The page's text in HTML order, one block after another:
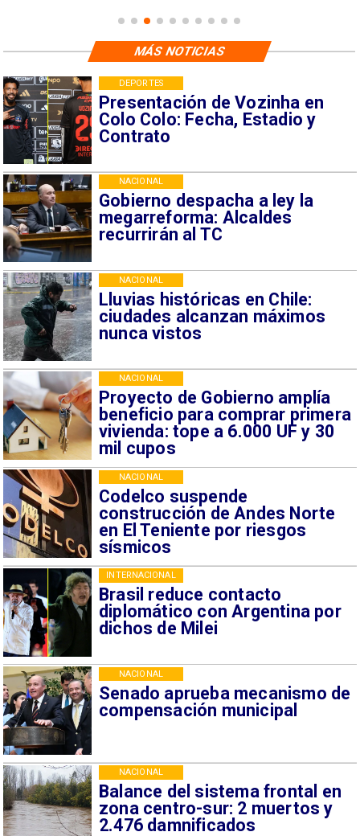
Presentación de Vozinha en
Colo Colo: Fecha, Estadio y
Contrato
DEPORTES
Gobierno despacha a ley la
megarreforma: Alcaldes
recurrirán al TC
NACIONAL
Lluvias históricas en Chile:
ciudades alcanzan máximos
nunca vistos
NACIONAL
Proyecto de Gobierno amplía
beneficio para comprar primera
vivienda: tope a 6.000 UF y 30
mil cupos
NACIONAL
Codelco suspende
construcción de Andes Norte
en El Teniente por riesgos
sísmicos
NACIONAL
Brasil reduce contacto
diplomático con Argentina por
dichos de Milei
INTERNACIONAL
Senado aprueba mecanismo de
compensación municipal
NACIONAL
Balance del sistema frontal en
zona centro-sur: 2 muertos y
2.476 damnificados
NACIONAL
MÁS NOTICIAS